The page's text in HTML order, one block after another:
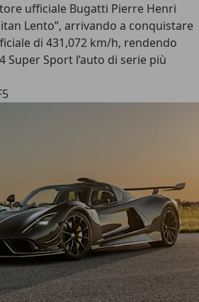
ufficiale Bugatti Pierre Henri
Lento”, arrivando a conquistare
di 431,072 km/h, rendendo
Super Sport l’auto di serie più